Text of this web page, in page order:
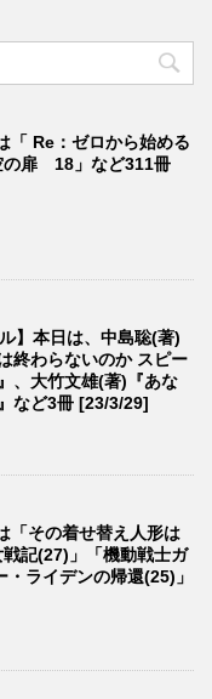
Re：ゼロから始める
の扉 18」など311冊
】本日は、中島聡(著)
終わらないのか スピー
、大竹文雄(著)『あな
など3冊 [23/3/29]
「その着せ替え人形は
記(27)」「機動戦士ガ
ライデンの帰還(25)」